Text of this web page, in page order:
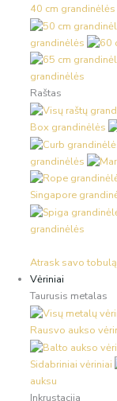
40 cm grandinėlės
grandinėlės
grandinėlės
Raštas
Box grandinėlės
grandinėlės
Singapore
grandinėlės
Atrask savo
Vėriniai
Taurusis metalas
Rausvo aukso
Sidabriniai vėriniai
auksu
Inkrustacija